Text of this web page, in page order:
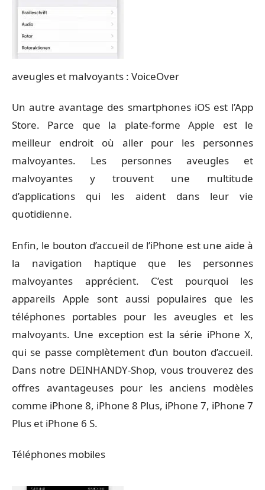
aveugles et malvoyants : VoiceOver
Un autre avantage des smartphones iOS est l’App
Store. Parce que la plate-forme Apple est le
meilleur endroit où aller pour les personnes
malvoyantes. Les personnes aveugles et
malvoyantes y trouvent une multitude
d’applications qui les aident dans leur vie
quotidienne.
Enfin, le bouton d’accueil de l’iPhone est une aide à
la navigation haptique que les personnes
malvoyantes apprécient. C’est pourquoi les
appareils Apple sont aussi populaires que les
téléphones portables pour les aveugles et les
malvoyants. Une exception est la série iPhone X,
qui se passe complètement d’un bouton d’accueil.
Dans notre DEINHANDY-Shop, vous trouverez des
offres avantageuses pour les anciens modèles
comme iPhone 8, iPhone 8 Plus, iPhone 7, iPhone 7
Plus et iPhone 6 S.
Téléphones mobiles